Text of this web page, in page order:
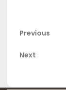
Previous
Previous
Next
Next